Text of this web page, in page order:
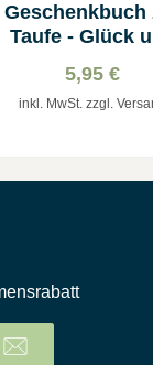
Geschenkbuch
Taufe - Glück
5,95 €
inkl. MwSt. zzgl.